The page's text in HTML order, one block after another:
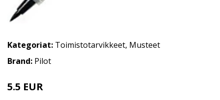
Kategoriat: Toimistotarvikkeet, Musteet
Brand: Pilot
5.5 EUR